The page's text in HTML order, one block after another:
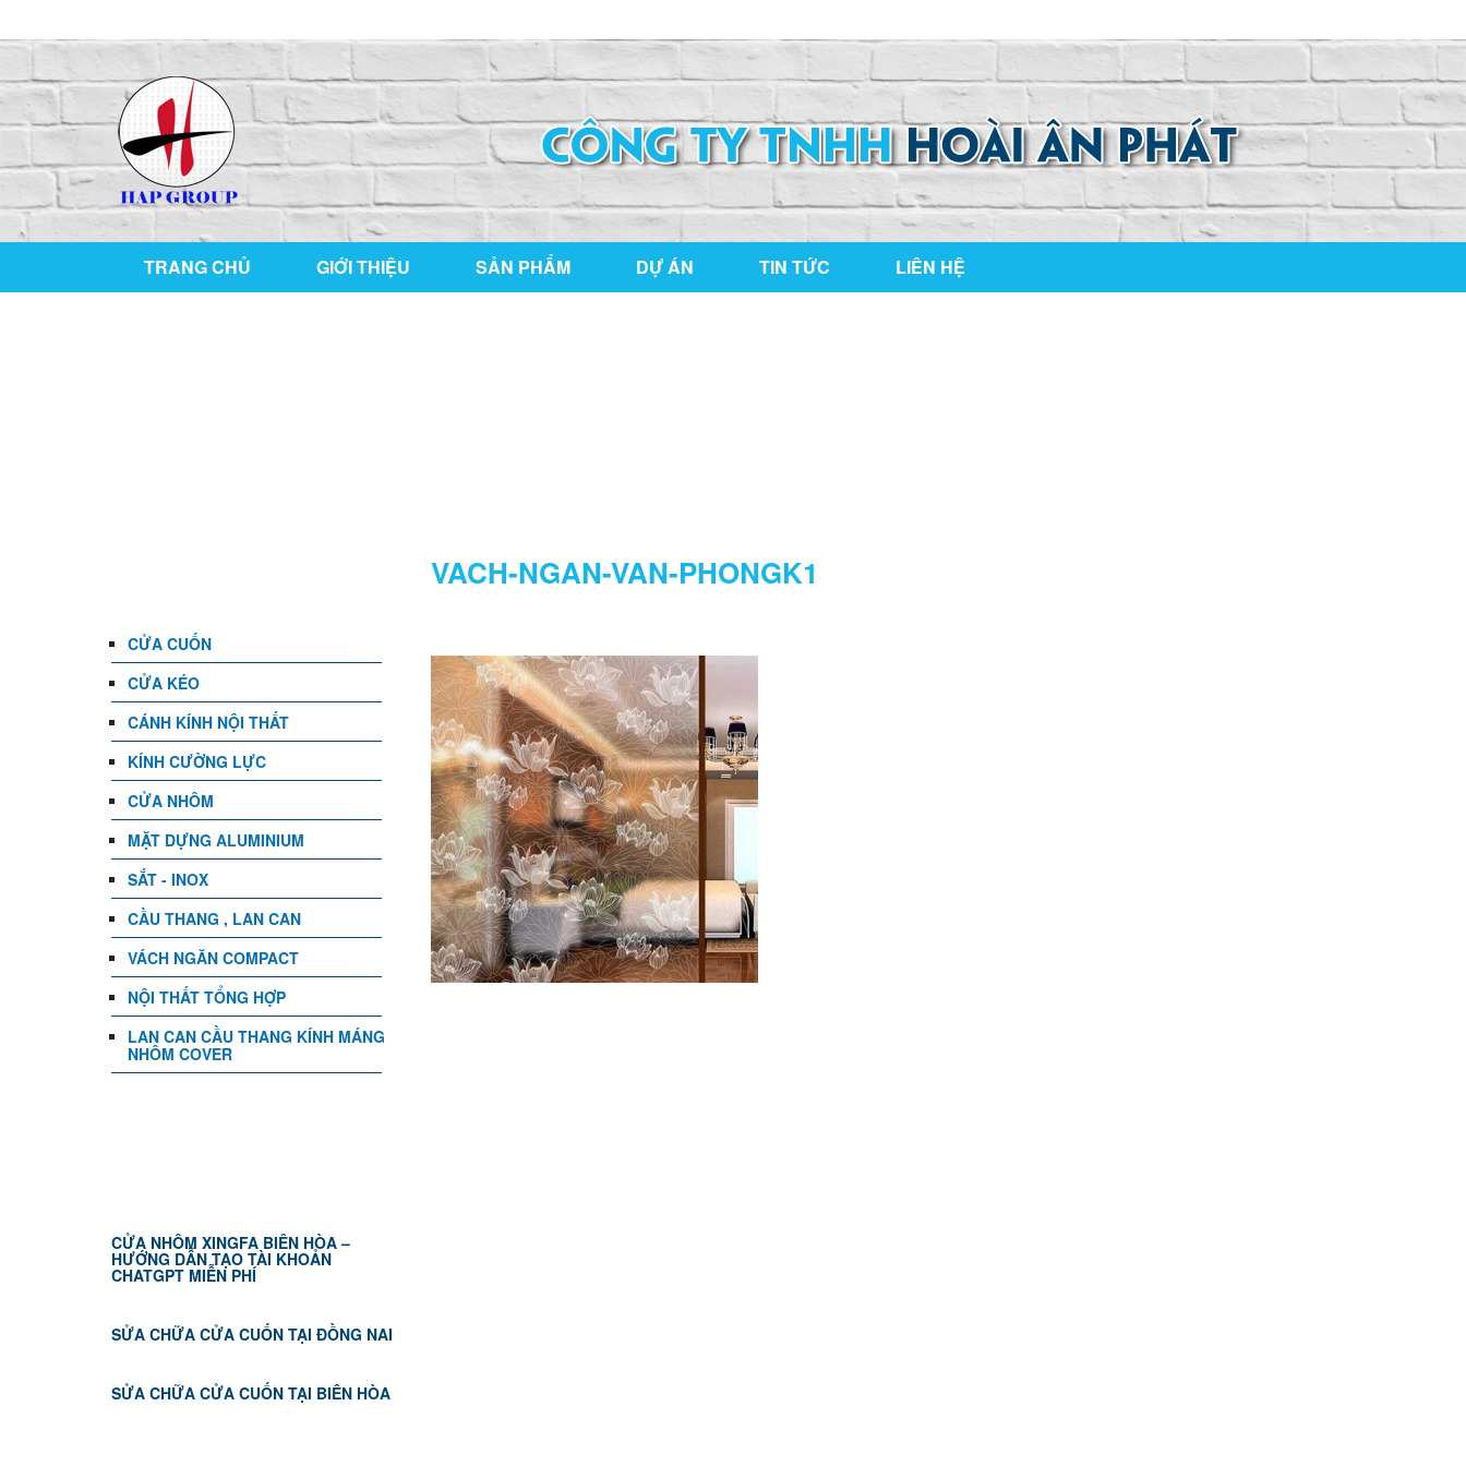
TRANG CHỦ GIỚI THIỆU SẢN PHẨM DỰ ÁN TIN TỨC LIÊN HỆ
VACH-NGAN-VAN-PHONGK1
CỬA CUỐN
CỬA KÉO
CÁNH KÍNH NỘI THẤT
KÍNH CƯỜNG LỰC
CỬA NHÔM
MẶT DỰNG ALUMINIUM
SẮT - INOX
CẦU THANG , LAN CAN
VÁCH NGĂN COMPACT
NỘI THẤT TỔNG HỢP
LAN CAN CẦU THANG KÍNH MÁNG
NHÔM COVER
CỬA NHÔM XINGFA BIÊN HÒA –
HƯỚNG DẪN TẠO TÀI KHOẢN
CHATGPT MIỄN PHÍ
SỬA CHỮA CỬA CUỐN TẠI ĐỒNG NAI
SỬA CHỮA CỬA CUỐN TẠI BIÊN HÒA